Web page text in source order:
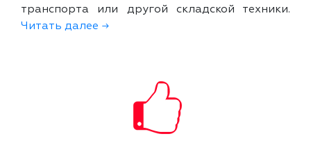
транспорта или другой складской техники.
Читать далее →